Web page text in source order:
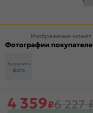
Изображение может
Фотографии
Загрузить
фото
4 359₽6 227